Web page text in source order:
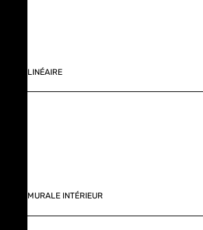
LINÉAIRE
MURALE INTÉRIEUR